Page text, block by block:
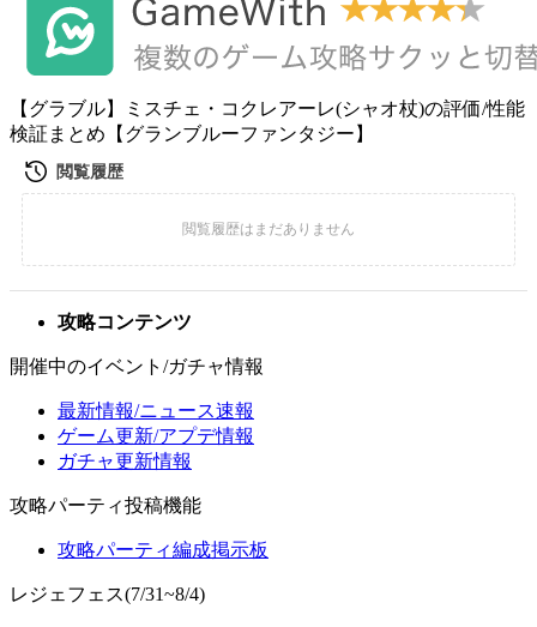
【グラブル】ミスチェ・コクレアーレ(シャオ杖)の評価/性能
検証まとめ【グランブルーファンタジー】
攻略コンテンツ
開催中のイベント/ガチャ情報
最新情報/ニュース速報
ゲーム更新/アプデ情報
ガチャ更新情報
攻略パーティ投稿機能
攻略パーティ編成掲示板
レジェフェス(7/31~8/4)